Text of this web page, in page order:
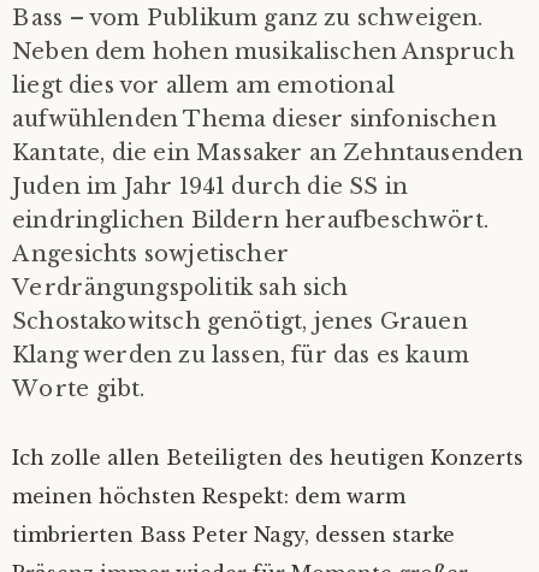
Bass – vom Publikum ganz zu schweigen.
Neben dem hohen musikalischen Anspruch
liegt dies vor allem am emotional
aufwühlenden Thema dieser sinfonischen
Kantate, die ein Massaker an Zehntausenden
Juden im Jahr 1941 durch die SS in
eindringlichen Bildern heraufbeschwört.
Angesichts sowjetischer
Verdrängungspolitik sah sich
Schostakowitsch genötigt, jenes Grauen
Klang werden zu lassen, für das es kaum
Worte gibt.
Ich zolle allen Beteiligten des heutigen Konzerts
meinen höchsten Respekt: dem warm
timbrierten Bass Peter Nagy, dessen starke